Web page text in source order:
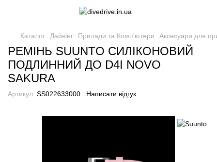
Каталог Дайвінг Прилади та Комп'ютери Аксесуари для
РЕМІНЬ SUUNTO СИЛІКОНОВИЙ
ПОДЛИННИЙ ДО D4I NOVO
SAKURA
Артикул: SS022633000 Написати відгук